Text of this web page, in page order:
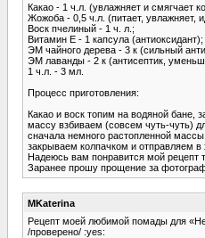
Какао - 1 ч.л. (увлажняет и смягчает
Жожоба - 0,5 ч.л. (питает, увлажняет,
Воск пчелиный - 1 ч. л.;
Витамин Е - 1 капсула (антиоксидант);
ЭМ чайного дерева - 3 к (сильный
ЭМ лаванды - 2 к (антисептик,
1 ч.л. - 3 мл.
Процесс приготовления:
Какао и воск топим на водяной бане,
массу взбиваем (совсем чуть-чуть)
сначала немного растопленной
закрываем колпачком и отправляем в
Надеюсь вам понравится мой рецепт
Заранее прошу прощение за
MKaterina
Рецепт моей любимой помады для
/проверено/ :yes: